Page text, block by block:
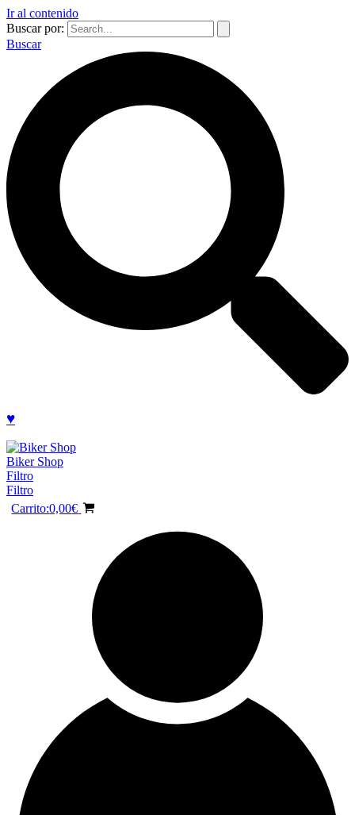
Ir al contenido
Buscar por:
Buscar
♥
Biker Shop
Filtro
Filtro
Carrito:0,00€